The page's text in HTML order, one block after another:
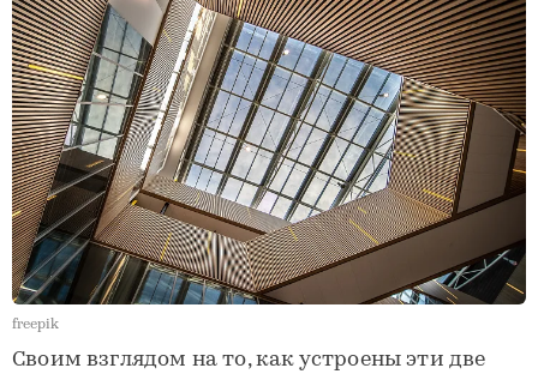
freepik
Своим взглядом на то, как устроены эти две